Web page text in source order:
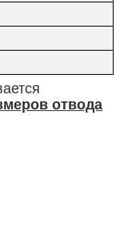
отвода